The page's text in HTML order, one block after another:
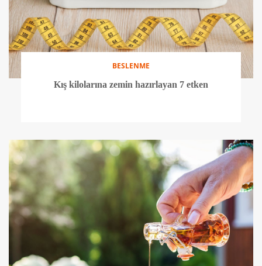
BESLENME
Kış kilolarına zemin hazırlayan 7 etken